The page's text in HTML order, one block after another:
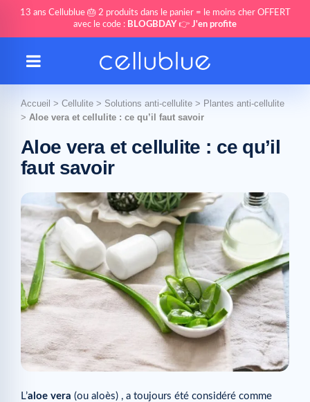
13 ans Cellublue 🎂 2 produits dans le panier = le moins cher OFFERT
avec le code : BLOGBDAY 👉 J'en profite
Accueil > Cellulite > Solutions anti-cellulite > Plantes anti-cellulite
> Aloe vera et cellulite : ce qu’il faut savoir
Aloe vera et cellulite : ce qu’il
faut savoir
L’aloe vera (ou aloès) , a toujours été considéré comme